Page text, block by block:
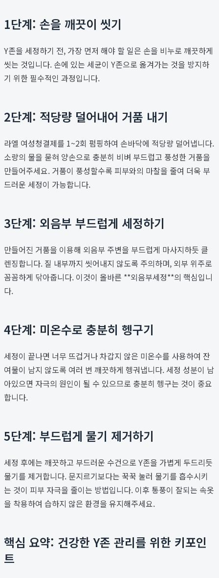
1단계: 손을 깨끗이 씻기
Y존을 세정하기 전, 가장 먼저 해야 할 일은 손을 비누로 깨끗하게
씻는 것입니다. 손에 있는 세균이 Y존으로 옮겨가는 것을 방지하
기 위한 필수적인 과정입니다.
2단계: 적당량 덜어내어 거품 내기
라엘 여성청결제를 1~2회 펌핑하여 손바닥에 적당량 덜어냅니다.
소량의 물을 묻혀 양손으로 충분히 비벼 부드럽고 풍성한 거품을
만들어주세요. 거품이 풍성할수록 피부와의 마찰을 줄여 더욱 부
드러운 세정이 가능합니다.
3단계: 외음부 부드럽게 세정하기
만들어진 거품을 이용해 외음부 주변을 부드럽게 마사지하듯 클
렌징합니다. 질 내부까지 씻어내지 않도록 주의하며, 외부 위주로
꼼꼼하게 닦아줍니다. 이것이 올바른 **외음부세정**의 핵심입니
다.
4단계: 미온수로 충분히 헹구기
세정이 끝나면 너무 뜨겁거나 차갑지 않은 미온수를 사용하여 잔
여물이 남지 않도록 여러 번 깨끗하게 헹궈냅니다. 세정 성분이 남
아있으면 자극의 원인이 될 수 있으므로 충분히 헹구는 것이 중요
합니다.
5단계: 부드럽게 물기 제거하기
세정 후에는 깨끗하고 부드러운 수건으로 Y존을 가볍게 두드리듯
물기를 제거합니다. 문지르기보다는 꾹꾹 눌러 물기를 흡수시키
는 것이 피부 자극을 줄이는 방법입니다. 이후 통풍이 잘되는 속옷
을 착용하여 습하지 않은 환경을 유지해주세요.
핵심 요약: 건강한 Y존 관리를 위한 키포인
트